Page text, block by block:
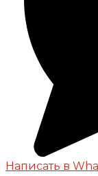
Написать в